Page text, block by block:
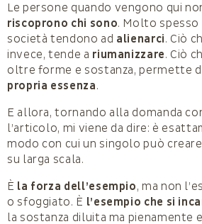
Le persone quando vengono qui
riscoprono chi sono. Molto spesso
società tendono ad alienarci. Ciò
invece, tende a riumanizzare. Ciò
oltre forme e sostanza, permette
propria essenza.
E allora, tornando alla domanda
l’articolo, mi viene da dire: è
modo con cui un singolo può
su larga scala.
È la forza dell’esempio, ma non
o sfoggiato. È l’esempio che si
la sostanza diluita ma pienamente